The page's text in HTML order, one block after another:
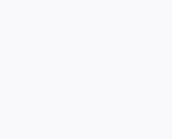
うスタートアップ
調達の選択肢を提